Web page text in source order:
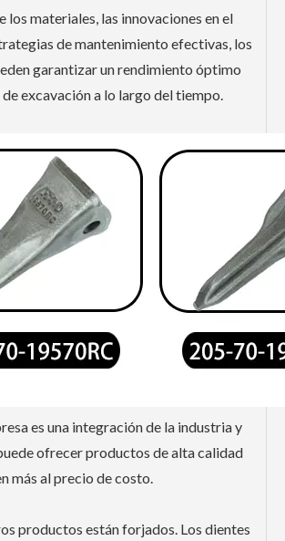
los materiales, las innovaciones en el
de mantenimiento efectivas, los
garantizar un rendimiento óptimo
de excavación a lo largo del tiempo.
es una integración de la industria y
ofrecer productos de alta calidad
más al precio de costo.
productos están forjados. Los dientes